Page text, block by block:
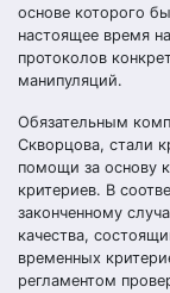
основе которого
настоящее время
протоколов
манипуляций.
Обязательным
Скворцова, стали
помощи за основу
критериев. В
законченному
качества,
временных
регламентом